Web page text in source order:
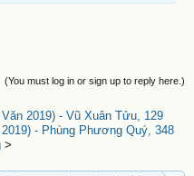
(You must log in or sign up to reply here.)
2019) - Vũ Xuân Tửu, 129
- Phùng Phương Quý, 348
>